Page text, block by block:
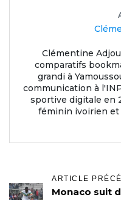
Clémentine
comparatifs
grandi à
communication à
sportive digitale en
féminin ivoirien
ARTICLE
Monaco suit